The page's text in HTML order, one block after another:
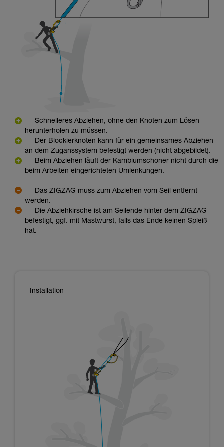
Schnelleres Abziehen, ohne den Knoten zum Lösen
herunterholen zu müssen.
Der Blockierknoten kann für ein gemeinsames Abziehen
an dem Zuganssystem befestigt werden (nicht abgebildet).
Beim Abziehen läuft der Kambiumschoner nicht durch die
beim Arbeiten eingerichteten Umlenkungen.
Das ZIGZAG muss zum Abziehen vom Seil entfernt
werden.
Die Abziehkirsche ist am Seilende hinter dem ZIGZAG
befestigt, ggf. mit Mastwurst, falls das Ende keinen Spleiß
hat.
Installation